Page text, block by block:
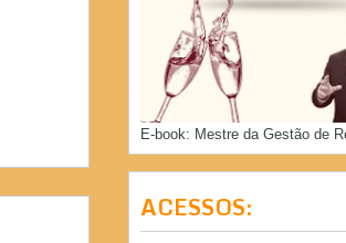
E-book: Mestre da Gestão de
ACESSOS: